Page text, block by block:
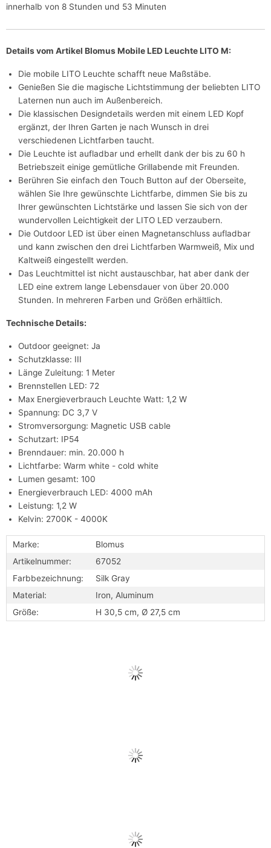
innerhalb von 8 Stunden und 53 Minuten
Details vom Artikel Blomus Mobile LED Leuchte LITO M:
Die mobile LITO Leuchte schafft neue Maßstäbe.
Genießen Sie die magische Lichtstimmung der beliebten LITO
Laternen nun auch im Außenbereich.
Die klassischen Designdetails werden mit einem LED Kopf
ergänzt, der Ihren Garten je nach Wunsch in drei
verschiedenen Lichtfarben taucht.
Die Leuchte ist aufladbar und erhellt dank der bis zu 60 h
Betriebszeit einige gemütliche Grillabende mit Freunden.
Berühren Sie einfach den Touch Button auf der Oberseite,
wählen Sie Ihre gewünschte Lichtfarbe, dimmen Sie bis zu
Ihrer gewünschten Lichtstärke und lassen Sie sich von der
wundervollen Leichtigkeit der LITO LED verzaubern.
Die Outdoor LED ist über einen Magnetanschluss aufladbar
und kann zwischen den drei Lichtfarben Warmweiß, Mix und
Kaltweiß eingestellt werden.
Das Leuchtmittel ist nicht austauschbar, hat aber dank der
LED eine extrem lange Lebensdauer von über 20.000
Stunden. In mehreren Farben und Größen erhältlich.
Technische Details:
Outdoor geeignet: Ja
Schutzklasse: III
Länge Zuleitung: 1 Meter
Brennstellen LED: 72
Max Energieverbrauch Leuchte Watt: 1,2 W
Spannung: DC 3,7 V
Stromversorgung: Magnetic USB cable
Schutzart: IP54
Brenndauer: min. 20.000 h
Lichtfarbe: Warm white - cold white
Lumen gesamt: 100
Energieverbrauch LED: 4000 mAh
Leistung: 1,2 W
Kelvin: 2700K - 4000K
Marke:
Blomus
Artikelnummer:
67052
Farbbezeichnung:
Silk Gray
Material:
Iron, Aluminum
Größe:
H 30,5 cm, Ø 27,5 cm